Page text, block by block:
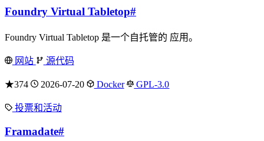
Foundry Virtual Tabletop#
Foundry Virtual Tabletop 是一个自托管的 应用。
网站 源代码
★374 2026-07-20 Docker GPL-3.0
投票和活动
Framadate#